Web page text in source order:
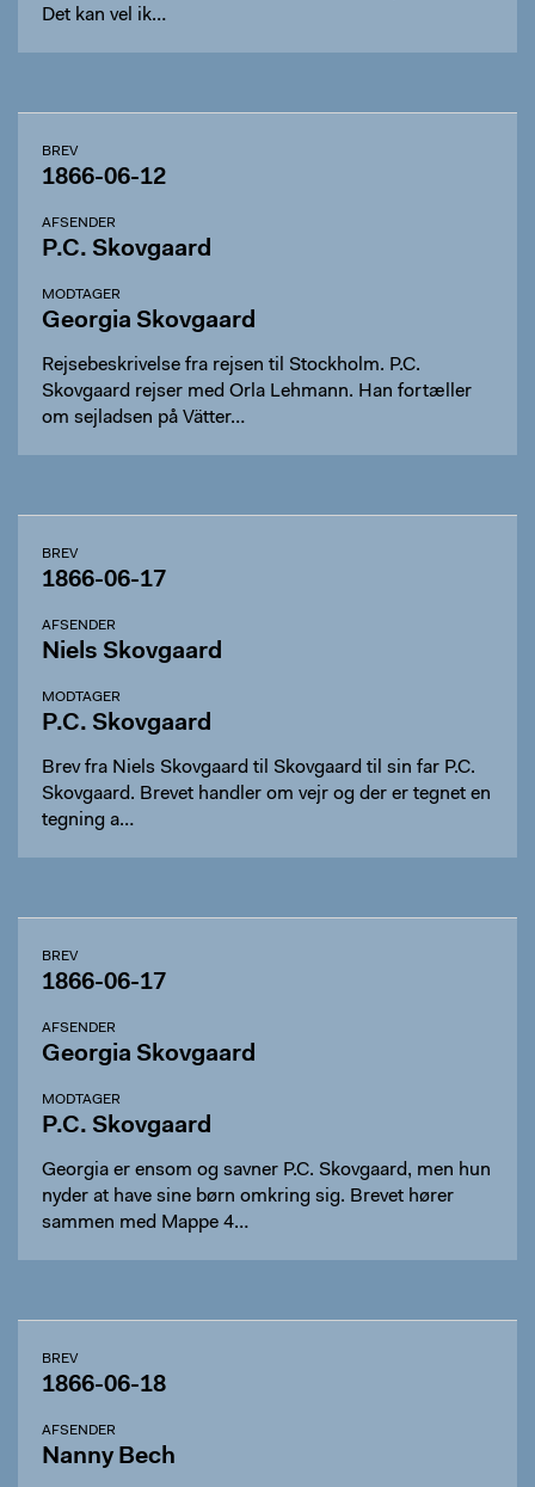
Det kan vel ik…
BREV
1866-06-12
AFSENDER
P.C. Skovgaard
MODTAGER
Georgia Skovgaard
Rejsebeskrivelse fra rejsen til Stockholm. P.C.
Skovgaard rejser med Orla Lehmann. Han fortæller
om sejladsen på Vätter…
BREV
1866-06-17
AFSENDER
Niels Skovgaard
MODTAGER
P.C. Skovgaard
Brev fra Niels Skovgaard til Skovgaard til sin far P.C.
Skovgaard. Brevet handler om vejr og der er tegnet en
tegning a…
BREV
1866-06-17
AFSENDER
Georgia Skovgaard
MODTAGER
P.C. Skovgaard
Georgia er ensom og savner P.C. Skovgaard, men hun
nyder at have sine børn omkring sig. Brevet hører
sammen med Mappe 4…
BREV
1866-06-18
AFSENDER
Nanny Bech